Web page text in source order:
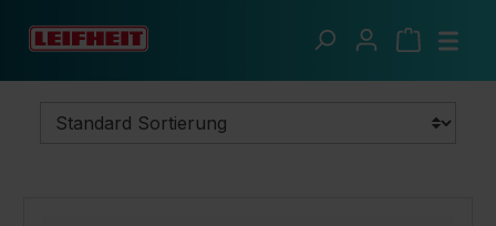
Zum Hauptinhalt springen